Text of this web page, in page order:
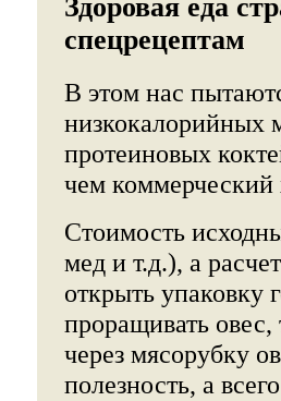
Здоровая еда
спецрецептам
В этом нас
низкокалорийных
протеиновых
чем коммерческий
Стоимость
мед и т.д.), а
открыть упаковку
проращивать овес,
через мясорубку
полезность, а